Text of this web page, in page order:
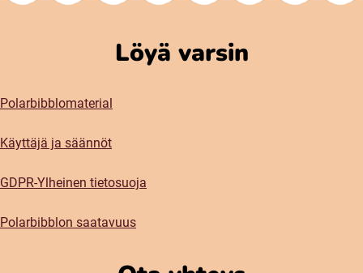
Löyä varsin
Polarbibblomaterial
Käyttäjä ja säännöt
GDPR-Ylheinen tietosuoja
Polarbibblon saatavuus